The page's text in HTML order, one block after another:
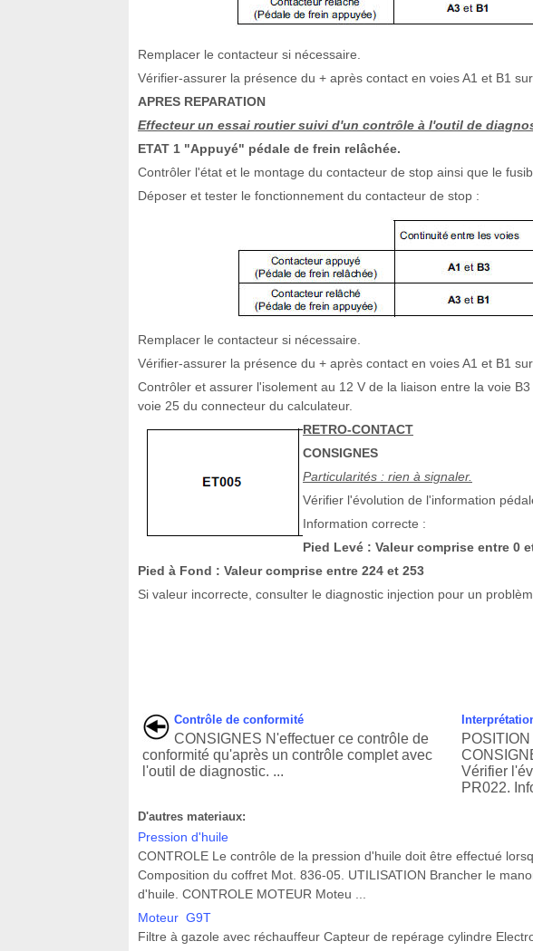
Remplacer le contacteur si nécessaire.
Vérifier-assurer la présence du + après contact en voies A1 et B1
APRES REPARATION
Effecteur un essai routier suivi d'un contrôle à l'outil de
ETAT 1 "Appuyé" pédale de frein relâchée.
Contrôler l'état et le montage du contacteur de stop ainsi que le
Déposer et tester le fonctionnement du contacteur de stop :
Remplacer le contacteur si nécessaire.
Vérifier-assurer la présence du + après contact en voies A1 et B1
Contrôler et assurer l'isolement au 12 V de la liaison entre la voie
voie 25 du connecteur du calculateur.
RETRO-CONTACT
CONSIGNES
Particularités : rien à signaler.
Vérifier l'évolution de l'information
Information correcte :
Pied Levé : Valeur comprise entre 0
Pied à Fond : Valeur comprise entre 224 et 253
Si valeur incorrecte, consulter le diagnostic injection pour un
Contrôle de conformité
CONSIGNES N'effectuer ce contrôle de
conformité qu'après un contrôle complet avec
l'outil de diagnostic. ...
Vérifier
PR022.
D'autres materiaux:
Pression d'huile
CONTROLE Le contrôle de la pression d'huile doit être effectué
Composition du coffret Mot. 836-05. UTILISATION Brancher le
d'huile. CONTROLE MOTEUR Moteu ...
Moteur G9T
Filtre à gazole avec réchauffeur Capteur de repérage cylindre